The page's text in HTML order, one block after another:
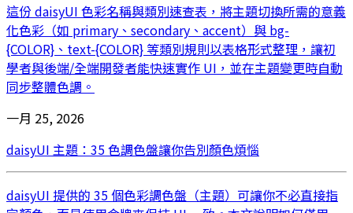
這份 daisyUI 色彩名稱與類別速查表，將主題切換所需的意義
化色彩（如 primary、secondary、accent）與 bg-
{COLOR}、text-{COLOR} 等類別規則以表格形式整理，讓初
學者與後端/全端開發者能快速實作 UI，並在主題變更時自動
同步整體色調。
一月 25, 2026
daisyUI 主題：35 色調色盤讓你告別顏色煩惱
daisyUI 提供的 35 個色彩調色盤（主題）可讓你不必直接指